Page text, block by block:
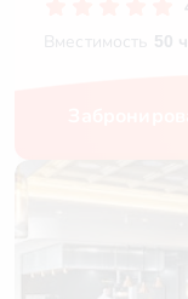
Вместимость 50